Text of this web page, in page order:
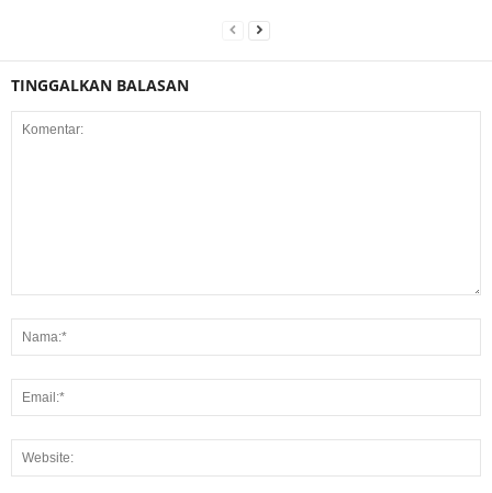
TINGGALKAN BALASAN